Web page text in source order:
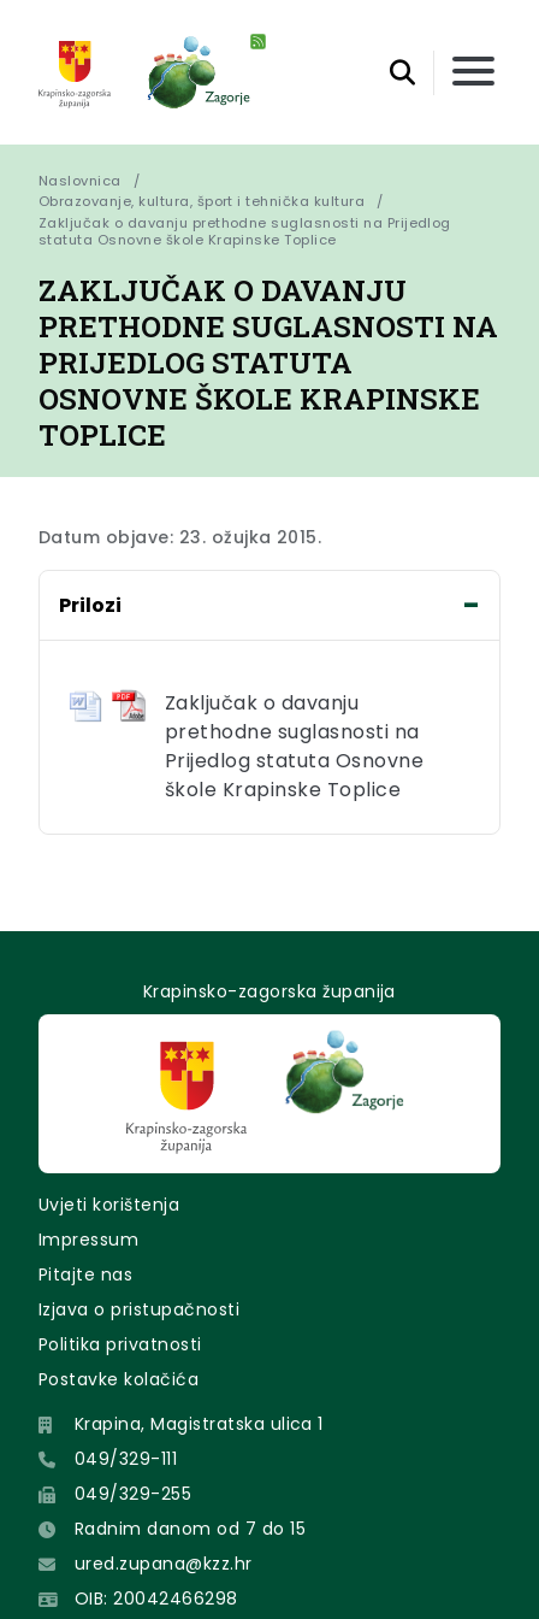
Naslovnica
Obrazovanje, kultura, šport i tehnička kultura
Zaključak o davanju prethodne suglasnosti na Prijedlog
statuta Osnovne škole Krapinske Toplice
ZAKLJUČAK O DAVANJU
PRETHODNE SUGLASNOSTI NA
PRIJEDLOG STATUTA
OSNOVNE ŠKOLE KRAPINSKE
TOPLICE
Datum objave: 23. ožujka 2015.
Prilozi
Zaključak o davanju
prethodne suglasnosti na
Prijedlog statuta Osnovne
škole Krapinske Toplice
Krapinsko-zagorska županija
Uvjeti korištenja
Impressum
Pitajte nas
Izjava o pristupačnosti
Politika privatnosti
Postavke kolačića
Krapina, Magistratska ulica 1
049/329-111
049/329-255
Radnim danom od 7 do 15
ured.zupana@kzz.hr
OIB: 20042466298